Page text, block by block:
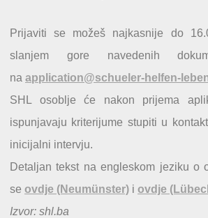
Prijaviti se možeš najkasnije do
slanjem gore navedenih
na application@schueler-helfen-
SHL osoblje će nakon prijema
ispunjavaju kriterijume stupiti u
inicijalni intervju.
Detaljan tekst na engleskom jeziku o
se ovdje (Neumünster) i ovdje
Izvor: shl.ba